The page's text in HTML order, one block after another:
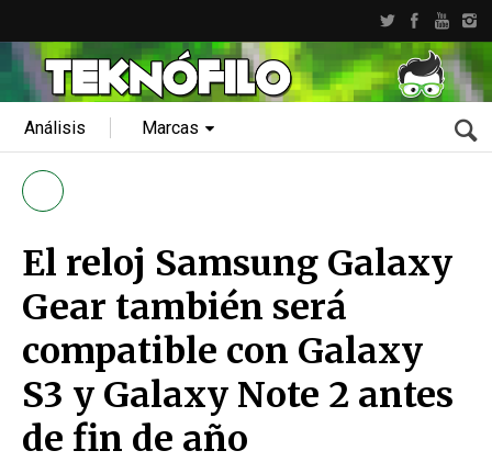
Análisis Marcas
El reloj Samsung Galaxy
Gear también será
compatible con Galaxy
S3 y Galaxy Note 2 antes
de fin de año